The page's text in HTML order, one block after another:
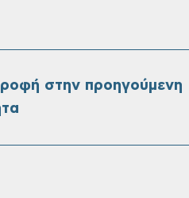
στην προηγούμενη